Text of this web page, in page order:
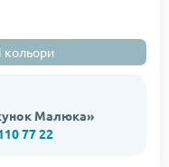
кольори
Малюка»
77 22